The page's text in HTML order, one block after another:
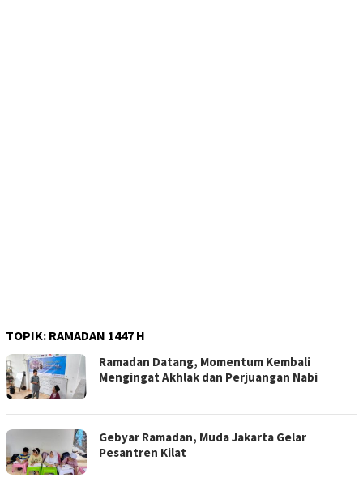
TOPIK: RAMADAN 1447 H
Ramadan Datang, Momentum Kembali
Mengingat Akhlak dan Perjuangan Nabi
Gebyar Ramadan, Muda Jakarta Gelar
Pesantren Kilat